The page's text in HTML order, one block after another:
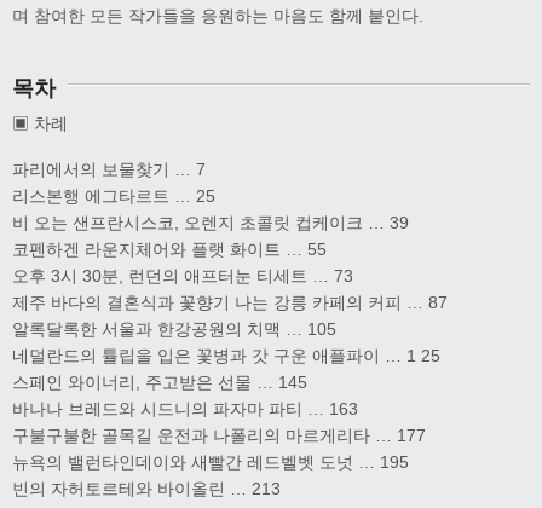
며 참여한 모든 작가들을 응원하는 마음도 함께 붙인다.
목차
▣ 차례
파리에서의 보물찾기 … 7
리스본행 에그타르트 … 25
비 오는 샌프란시스코, 오렌지 초콜릿 컵케이크 … 39
코펜하겐 라운지체어와 플랫 화이트 … 55
오후 3시 30분, 런던의 애프터눈 티세트 … 73
제주 바다의 결혼식과 꽃향기 나는 강릉 카페의 커피 … 87
알록달록한 서울과 한강공원의 치맥 … 105
네덜란드의 튤립을 입은 꽃병과 갓 구운 애플파이 … 1 25
스페인 와이너리, 주고받은 선물 … 145
바나나 브레드와 시드니의 파자마 파티 … 163
구불구불한 골목길 운전과 나폴리의 마르게리타 … 177
뉴욕의 밸런타인데이와 새빨간 레드벨벳 도넛 … 195
빈의 자허토르테와 바이올린 … 213